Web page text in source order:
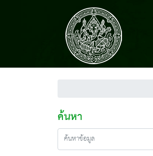
ค้นหา